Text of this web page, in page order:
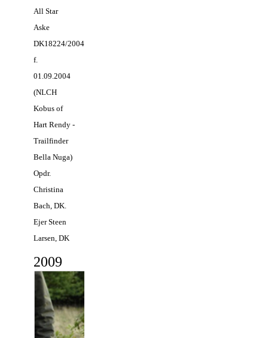
All Star
Aske
DK18224/2004
f.
01.09.2004
(NLCH
Kobus of
Hart Rendy -
Trailfinder
Bella Nuga)
Opdr.
Christina
Bach, DK.
Ejer Steen
Larsen, DK
2009